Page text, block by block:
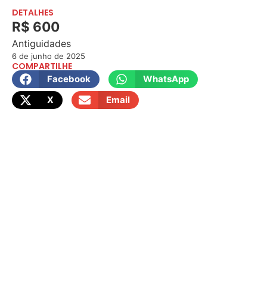
DETALHES
R$ 600
Antiguidades
6 de junho de 2025
COMPARTILHE
Facebook
WhatsApp
X
Email